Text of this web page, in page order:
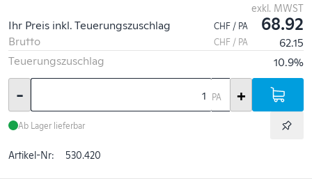
exkl. MWST
Ihr Preis inkl. Teuerungszuschlag CHF / PA 68.92
Brutto CHF / PA
62.15
Teuerungszuschlag
10.9%
- PA +
Ab Lager lieferbar
Artikel-Nr: 530.420